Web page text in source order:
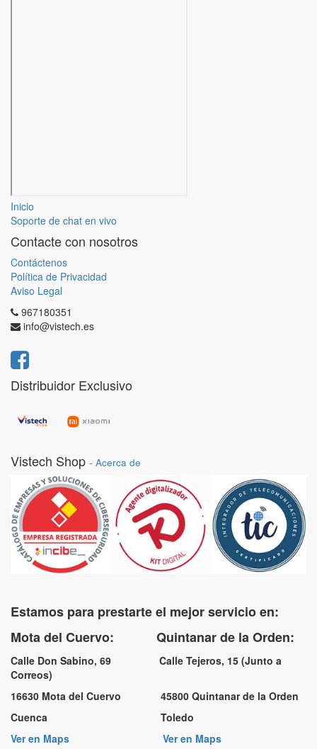
Inicio
Soporte de chat en vivo
Contacte con nosotros
Contáctenos
Política de Privacidad
Aviso Legal
967180351
info@vistech.es
Distribuidor Exclusivo
Vistech Shop - Acerca de
Estamos para prestarte el mejor servicio en:
Mota del Cuervo: Quintanar de la Orden:
Calle Don Sabino, 69 Calle Tejeros, 15 (Junto a
Correos)
16630 Mota del Cuervo 45800 Quintanar de la Orden
Cuenca Toledo
Ver en Maps
Ver en Maps